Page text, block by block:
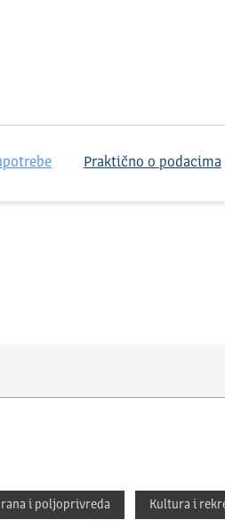
Praktično o podacima
i polјoprivreda Kultura i